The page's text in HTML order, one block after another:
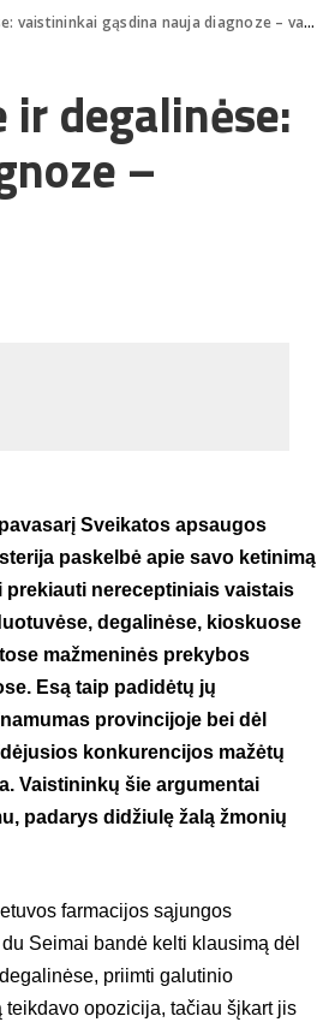
gąsdina nauja diagnoze – vaistalige
degalinėse:
–
Sveikatos apsaugos
paskelbė apie savo ketinimą
prekiauti nereceptiniais vaistais
degalinėse, kioskuose
mažmeninės prekybos
Esą taip padidėtų jų
provincijoje bei dėl
konkurencijos mažėtų
Vaistininkų šie argumentai
padarys didžiulę žalą žmonių
farmacijos sąjungos
Seimai bandė kelti klausimą dėl
priimti galutinio
opozicija, tačiau šįkart jis